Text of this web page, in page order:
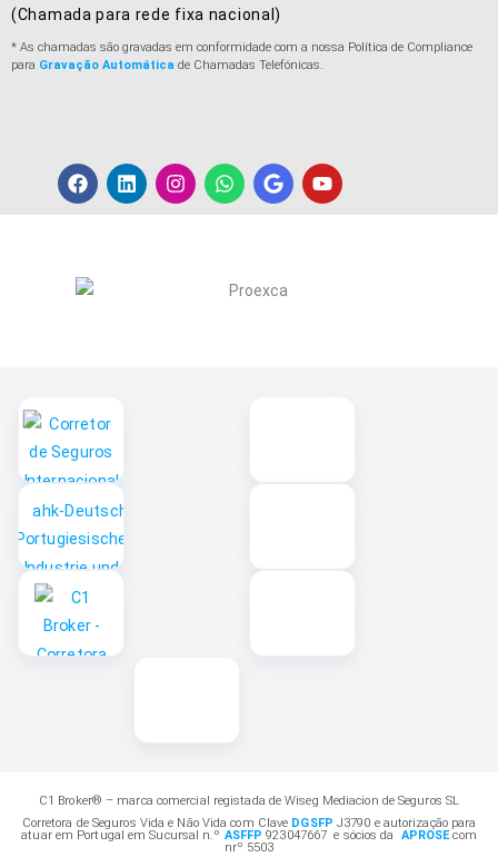
(Chamada para rede fixa nacional)
* As chamadas são gravadas em conformidade com a nossa Política de Compliance
para Gravação Automática de Chamadas Telefónicas.
F
a
c
o
o
L
i
n
I
n
s
W
h
a
p
G
o
o
Y
o
u
C1 Broker® – marca comercial registada de Wiseg Mediacion de Seguros SL
Corretora de Seguros Vida e Não Vida com Clave DGSFP J3790 e autorização para
atuar em Portugal em Sucursal n.º ASFFP 923047667 e sócios da APROSE com
nrº 5503